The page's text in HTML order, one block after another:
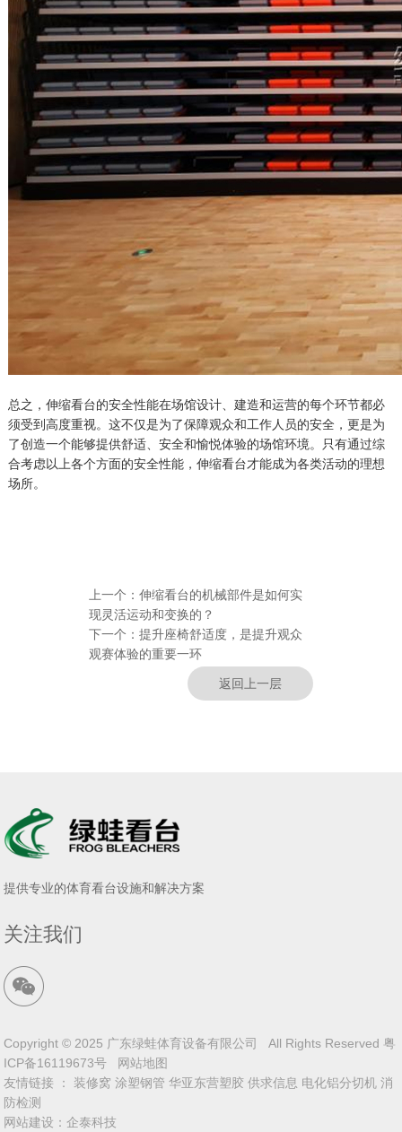
总之，伸缩看台的安全性能在场馆设计、建造和运营的每个环节都必
须受到高度重视。这不仅是为了保障观众和工作人员的安全，更是为
了创造一个能够提供舒适、安全和愉悦体验的场馆环境。只有通过综
合考虑以上各个方面的安全性能，伸缩看台才能成为各类活动的理想
场所。
上一个： 伸缩看台的机械部件是如何实
现灵活运动和变换的？
下一个： 提升座椅舒适度，是提升观众
观赛体验的重要一环
返回上一层
提供专业的体育看台设施和解决方案
关注我们
Copyright © 2025 广东绿蛙体育设备有限公司 All Rights Reserved 粤
ICP备16119673号
网站地图
友情链接 ：装修窝 涂塑钢管 华亚东营塑胶 供求信息 电化铝分切机 消
防检测
网站建设 ： 企泰科技